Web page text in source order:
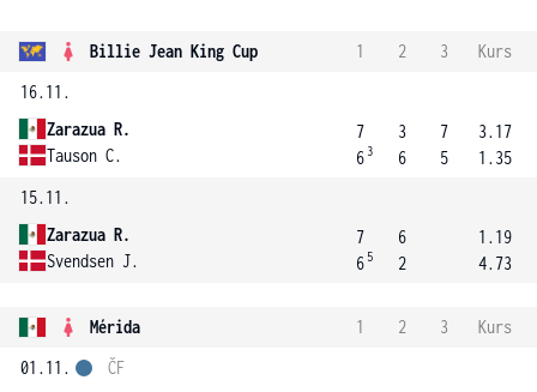
Billie Jean King Cup 1 2 3
Kurs
16.11.
Zarazua R.
Tauson C.
7
6 3
3
6
7
5
3.17
1.35
15.11.
Zarazua R.
Svendsen J.
7
6 5
6
2
1.19
4.73
Mérida 1 2 3
Kurs
01.11.
ČF